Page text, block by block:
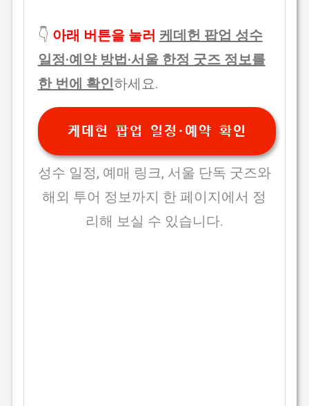
👇 아래 버튼을 눌러 케데헌 팝업 성수
일정·예약 방법·서울 한정 굿즈 정보를
한 번에 확인하세요.
케데헌 팝업 일정·예약 확인
성수 일정, 예매 링크, 서울 단독 굿즈와
해외 투어 정보까지 한 페이지에서 정
리해 보실 수 있습니다.